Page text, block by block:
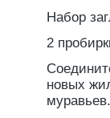
Набор
2
новых
муравьев.